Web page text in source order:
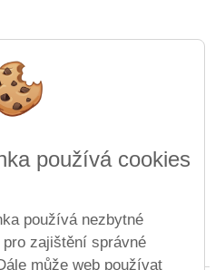
Mapa webu Cookies
používá cookies
používá nezbytné
zajištění správné
může web používat